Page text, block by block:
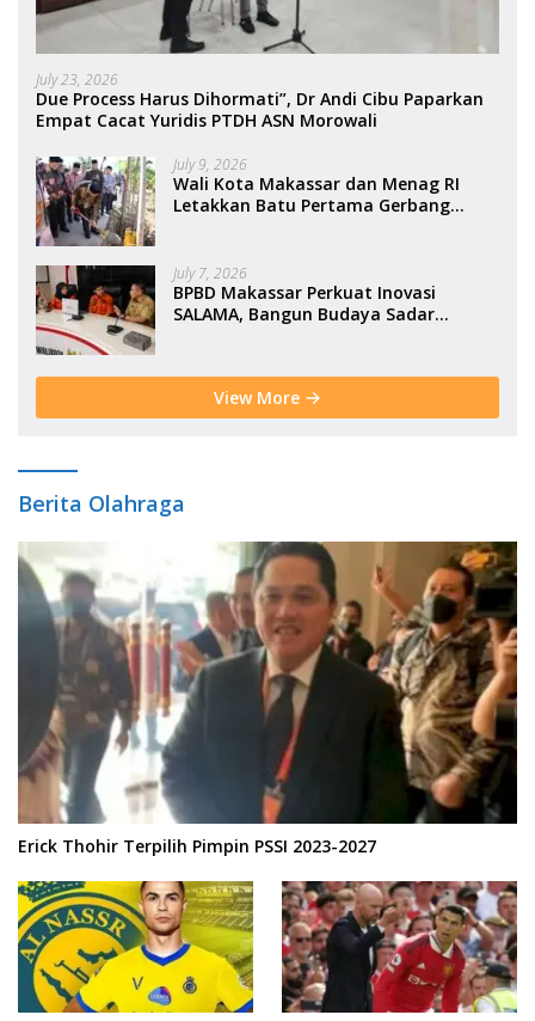
July 23, 2026
Due Process Harus Dihormati”, Dr Andi Cibu Paparkan
Empat Cacat Yuridis PTDH ASN Morowali
July 9, 2026
Wali Kota Makassar dan Menag RI
Letakkan Batu Pertama Gerbang
July 7, 2026
BPBD Makassar Perkuat Inovasi
SALAMA, Bangun Budaya Sadar
View More
Berita Olahraga
Erick Thohir Terpilih Pimpin PSSI 2023-2027